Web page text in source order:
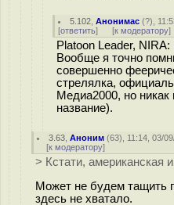
5.102 ,Анонимас (?),
[ответить] [к модератору]
Platoon Leader,
Вообще я точно
совершенно
стрелялка,
Медиа2000, но никак
название).
3.63 ,Аноним (63), 11:14, 03/
[к модератору]
> Кстати, американская
Может не будем тащить
здесь не хватало.